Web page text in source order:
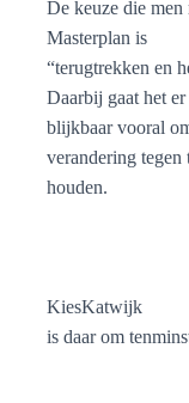
De keuze die
Masterplan is
“terugtrekken en
Daarbij gaat het er
blijkbaar vooral
verandering tegen
houden.
KiesKatwijk
is daar om